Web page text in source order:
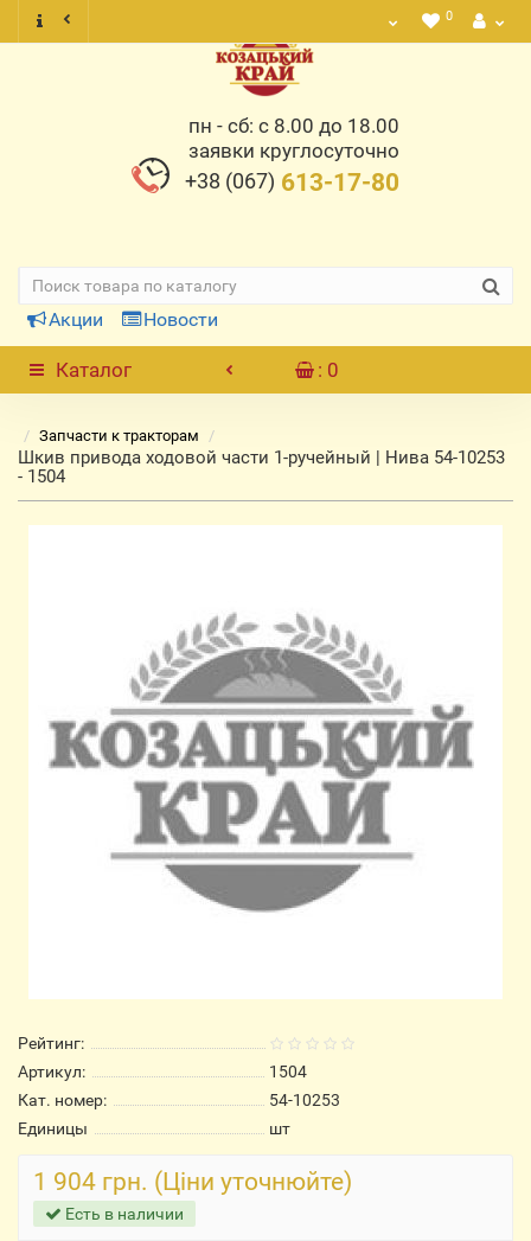
0
пн - сб: с 8.00 до 18.00
заявки круглосуточно
+38 (067) 613-17-80
Акции Новости
Каталог : 0
Запчасти к тракторам
Шкив привода ходовой части 1-ручейный | Нива 54-10253
- 1504
Рейтинг:
Артикул:
1504
Кат. номер:
54-10253
Единицы
шт
1 904 грн. (Ціни уточнюйте)
Есть в наличии